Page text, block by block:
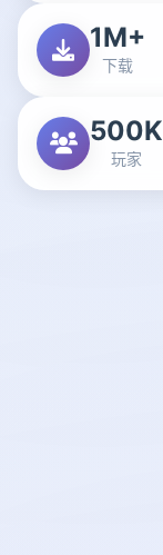
1M+
下载
500K
玩家